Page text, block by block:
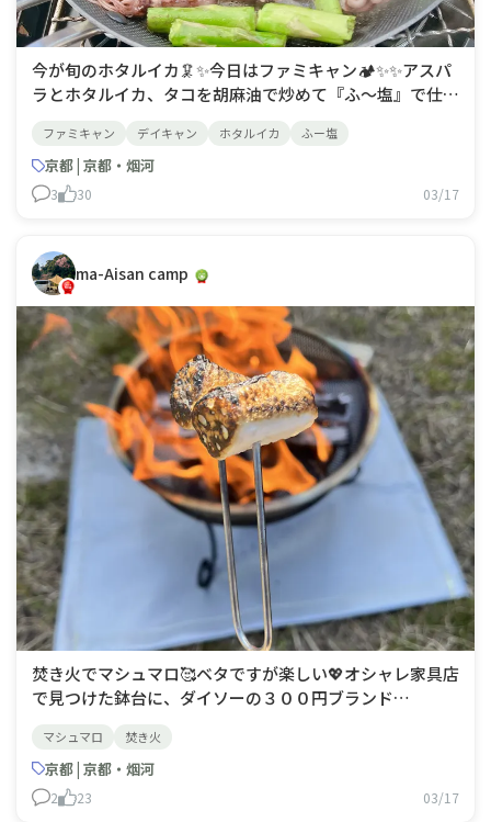
​​今が旬のホタルイカ🦑✨​今日はファミキャン🏕️✨✨アスパ
ラとホタルイカ、タコを胡麻油で炒めて『ふ〜塩』で仕上
があるので、ノンアルと一緒にいただきました💖
ファミキャン デイキャン ホタルイカ ふー塩
京都 | 京都・烟河
3 30 03/17
ma-Aisan camp
​​焚き火でマシュマロ🥰​ベタですが楽しい💖オシャレ家具店
で見つけた鉢台に、ダイソーの３００円ブランド
ました❣️❣️前よりも燃える感じが凄い🔥🔥これはこれで愛
着があるけど、しばらくしたらブランドのも欲しいな😘
マシュマロ 焚き火
京都 | 京都・烟河
2 23 03/17